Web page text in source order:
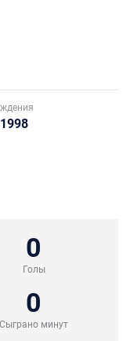
0
Голы
0
Сыграно минут